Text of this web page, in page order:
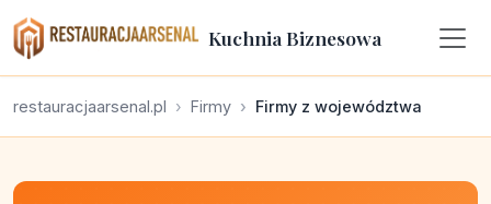
Kuchnia Biznesowa
restauracjaarsenal.pl Firmy Firmy z województwa